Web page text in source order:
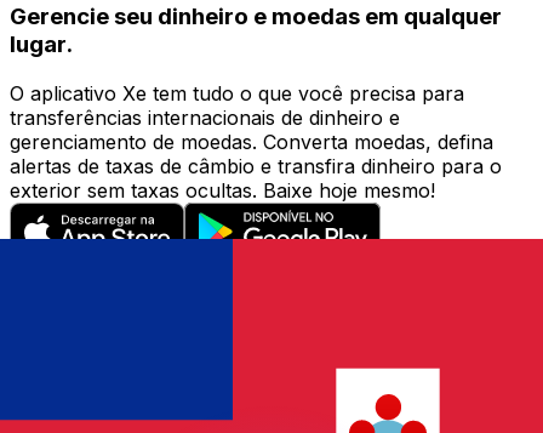
Gerencie seu dinheiro e moedas em qualquer
lugar.
O aplicativo Xe tem tudo o que você precisa para
transferências internacionais de dinheiro e
gerenciamento de moedas. Converta moedas, defina
alertas de taxas de câmbio e transfira dinheiro para o
exterior sem taxas ocultas. Baixe hoje mesmo!